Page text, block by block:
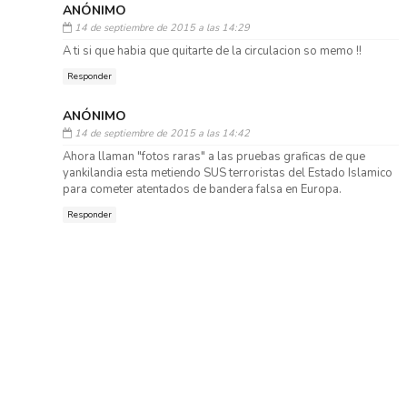
ANÓNIMO
14 de septiembre de 2015 a las 14:29
A ti si que habia que quitarte de la circulacion so memo !!
Responder
ANÓNIMO
14 de septiembre de 2015 a las 14:42
Ahora llaman "fotos raras" a las pruebas graficas de que
yankilandia esta metiendo SUS terroristas del Estado Islamico
para cometer atentados de bandera falsa en Europa.
Responder